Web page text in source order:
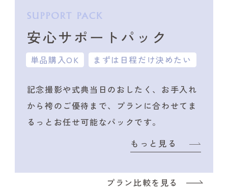
安心サポートパック
単品購入OK まずは日程だけ決めたい
記念撮影や式典当日のおしたく、 お手入れ
から袴のご優待まで、プランに合わせて ま
るっとお任せ可能なパックです。
もっと見る
プラン比較を見る